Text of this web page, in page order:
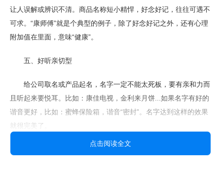
让人误解或辨识不清。商品名称短小精悍，好念好记，往往可遇不
可求。“康师傅”就是个典型的例子，除了好念好记之外，还有心理
附加值在里面，意味“健康”。
五、好听亲切型
给公司取名或产品起名，名字一定不能太死板，要有亲和力而
且听起来要悦耳。比如：康佳电视，金利来月饼...如果名字有好的
谐音更好，比如：蜜蜂保险箱，谐音“密封”。名字达到这样的效果
就很完美了。
之所以现在越来越多的人不在自己随便乱起一个名字凑数，而
点击阅读全文